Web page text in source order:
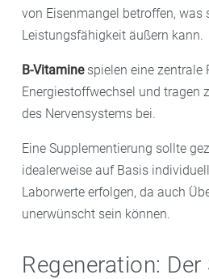
von Eisenmangel betroffen, was
Leistungsfähigkeit äußern kann.
B-Vitaminespielen eine zentrale
Energiestoffwechsel und tragen
des Nervensystems bei.
Eine Supplementierung sollte
idealerweise auf Basis
Laborwerte erfolgen, da auch
unerwünscht sein können.
Regeneration: